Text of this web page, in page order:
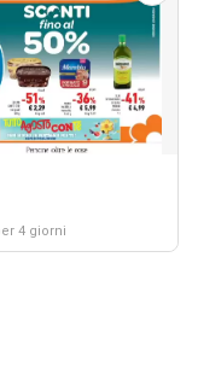
4 giorni